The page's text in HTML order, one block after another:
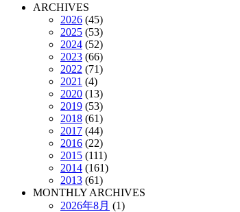
ARCHIVES
2026 (45)
2025 (53)
2024 (52)
2023 (66)
2022 (71)
2021 (4)
2020 (13)
2019 (53)
2018 (61)
2017 (44)
2016 (22)
2015 (111)
2014 (161)
2013 (61)
MONTHLY ARCHIVES
2026年8月 (1)